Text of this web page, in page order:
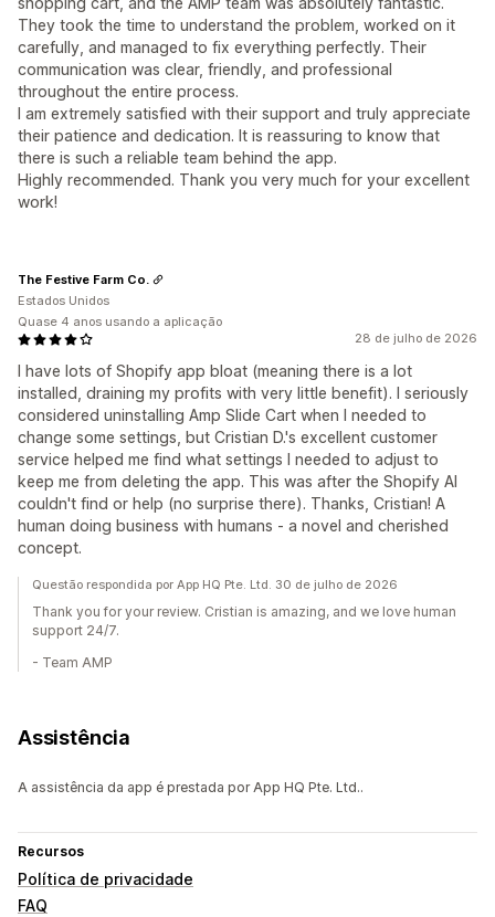
They took the time to understand the problem, worked on it
carefully, and managed to fix everything perfectly. Their
communication was clear, friendly, and professional
throughout the entire process.
I am extremely satisfied with their support and truly appreciate
their patience and dedication. It is reassuring to know that
there is such a reliable team behind the app.
Highly recommended. Thank you very much for your excellent
work!
28 de julho de 2026
I have lots of Shopify app bloat (meaning there is a lot
installed, draining my profits with very little benefit). I seriously
considered uninstalling Amp Slide Cart when I needed to
change some settings, but Cristian D.'s excellent customer
service helped me find what settings I needed to adjust to
keep me from deleting the app. This was after the Shopify AI
couldn't find or help (no surprise there). Thanks, Cristian! A
human doing business with humans - a novel and cherished
concept.
The Festive Farm Co.
Estados Unidos
Quase 4 anos usando a aplicação
Questão respondida por App HQ Pte. Ltd. 30 de julho de 2026
Thank you for your review. Cristian is amazing, and we love human
support 24/7.
- Team AMP
Assistência
A assistência da app é prestada por App HQ Pte. Ltd..
Recursos
Política de privacidade
FAQ